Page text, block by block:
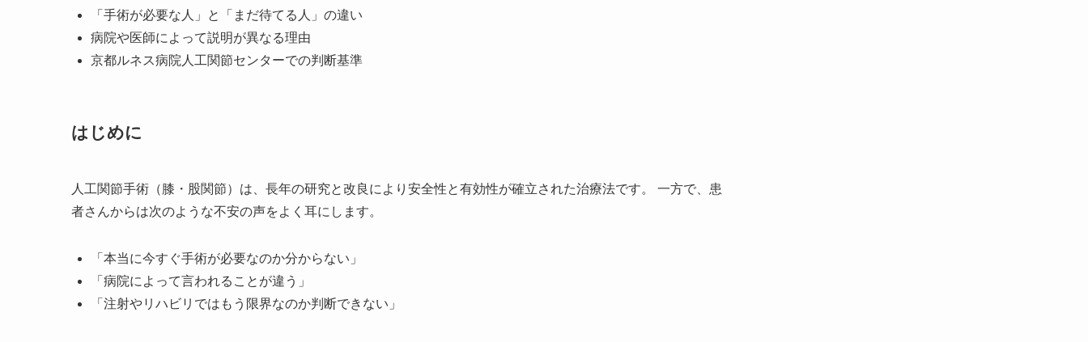
「手術が必要な人」と「まだ待てる人」の違い
病院や医師によって説明が異なる理由
京都ルネス病院人工関節センターでの判断基準
はじめに
人工関節手術（膝・股関節）は、長年の研究と改良により安全性と有効性が確立された治療法です。 一方で、患
者さんからは次のような不安の声をよく耳にします。
「本当に今すぐ手術が必要なのか分からない」
「病院によって言われることが違う」
「注射やリハビリではもう限界なのか判断できない」